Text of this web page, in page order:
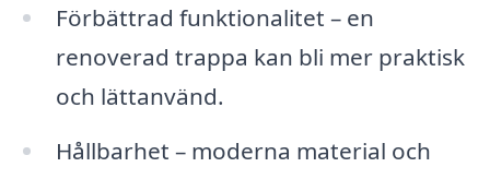
Förbättrad funktionalitet – en
renoverad trappa kan bli mer praktisk
och lättanvänd.
Hållbarhet – moderna material och